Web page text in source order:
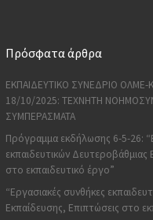
Πρόσφατα άρθρα
ΕΚΠΑΙΔΕΥΤΙΚΟ ΣΥΝΕΔΡΙΟ ΟΛΜΕ-
18/10/2025: ΤΕΧΝΗΤΗ
ΣΥΜΠΕΡΑΣΜΑΤΑ
Πρόγραμμα εκδήλωσης 6-5-26:
εκπαιδευτικών Δευτεροβάθμιας
στο εκπαιδευτικό έργο”
“Εργασιακές συνθήκες
Εκπαίδευσης, Επιπτώσεις στο